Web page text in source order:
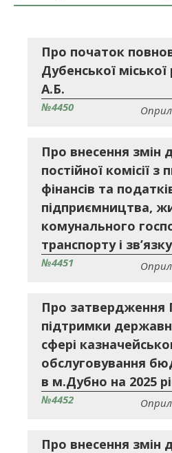
Про початок
Дубенської
А.Б.
№4450
Про внесення змін
постійної комісії
фінансів та
підприємництва,
комунального
транспорту і
№4451
Про затвердження
підтримки
сфері
обслуговування
в м.Дубно на 2025
№4452
Про внесення